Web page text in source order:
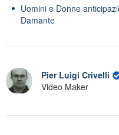
Uomini e Donne
Damante
Pier Luigi Crivelli
Video Maker